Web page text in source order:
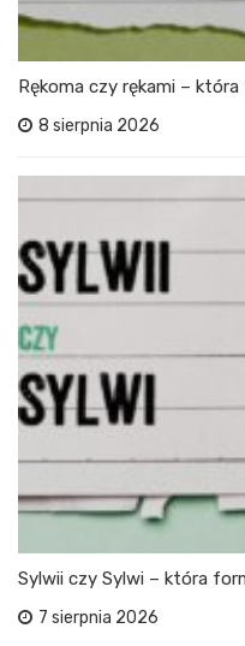
Rękoma czy rękami –
8 sierpnia 2026
Sylwii czy Sylwi – która
7 sierpnia 2026